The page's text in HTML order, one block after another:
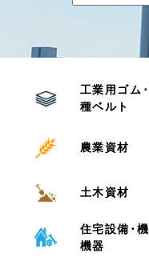
工業用ゴム
種ベルト
農業資材
土木資材
住宅設備･
機器